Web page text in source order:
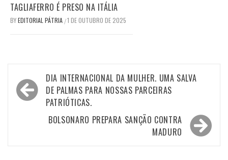
TAGLIAFERRO É PRESO NA ITÁLIA
BYEDITORIAL PÁTRIA /1 DE OUTUBRO DE 2025
Navegação
de
DIA INTERNACIONAL DA MULHER. UMA SALVA
DE PALMAS PARA NOSSAS PARCEIRAS
PATRIÓTICAS.
BOLSONARO PREPARA SANÇÃO CONTRA
MADURO